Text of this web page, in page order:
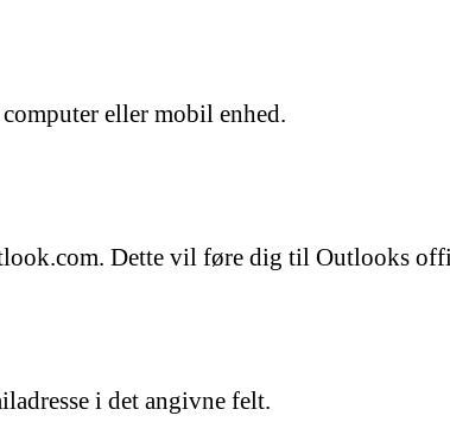
eller mobil enhed.
Dette vil føre dig til Outlooks
i det angivne felt.